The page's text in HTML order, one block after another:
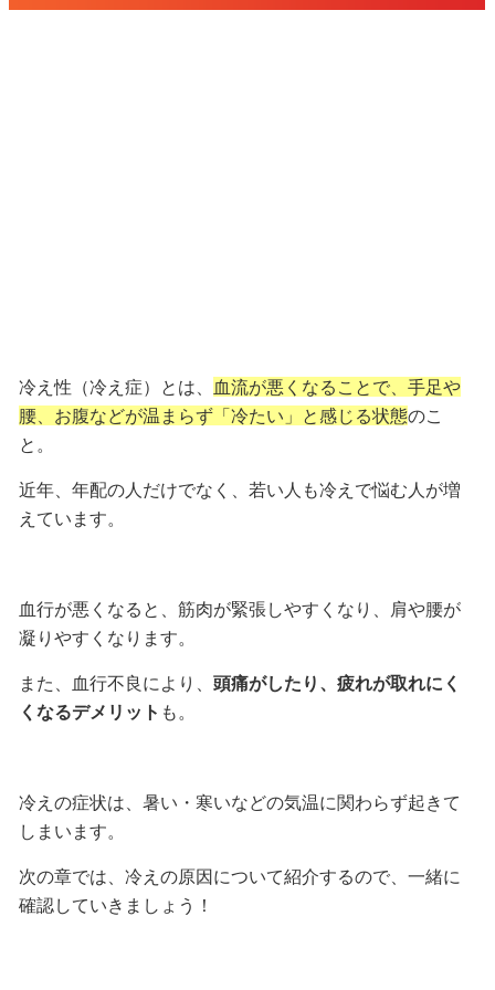
冷え性（冷え症）とは、
血流が悪くなることで、手足や
腰、お腹などが温まらず「冷たい」と感じる状態のこ
と。
近年、年配の人だけでなく、若い人も冷えで悩む人が増
えています。
血行が悪くなると、筋肉が緊張しやすくなり、肩や腰が
凝りやすくなります。
また、血行不良により、 頭痛がしたり、疲れが取れにく
くなるデメリット も。
冷えの症状は、暑い・寒いなどの気温に関わらず起きて
しまいます。
次の章では、冷えの原因について紹介するので、一緒に
確認していきましょう！